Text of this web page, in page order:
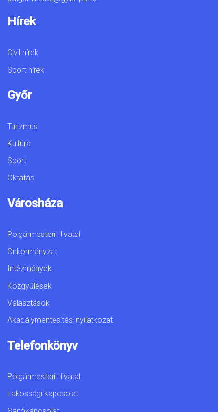
Hírek
Civil hírek
Sport hírek
Győr
Turizmus
Kultúra
Sport
Oktatás
Városháza
Polgármesteri Hivatal
Önkormányzat
Intézmények
Közgyűlések
Választások
Akadálymentesítési nyilatkozat
Telefonkönyv
Polgármesteri Hivatal
Lakossági kapcsolat